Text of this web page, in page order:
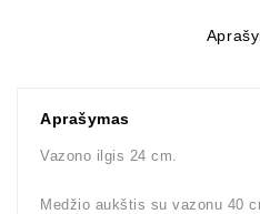
Aprašymas
Vazono ilgis 24 cm.
Medžio aukštis su vazonu 40